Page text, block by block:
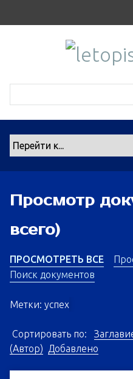
Просмотр
всего)
ПРОСМОТРЕТЬ ВСЕ
Поиск документов
Метки: успех
Сортировать по:
(Автор)
Добавлено